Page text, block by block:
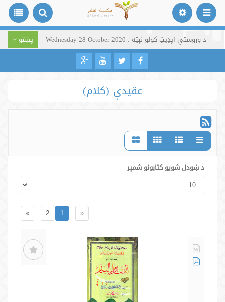
د وروستي اپډیټ کولو نېټه : Wednesday 28 October 2020 پښتو
عقیدې (کلام)
د ښودل شویو کتابونو شمېر
«
1
2
»